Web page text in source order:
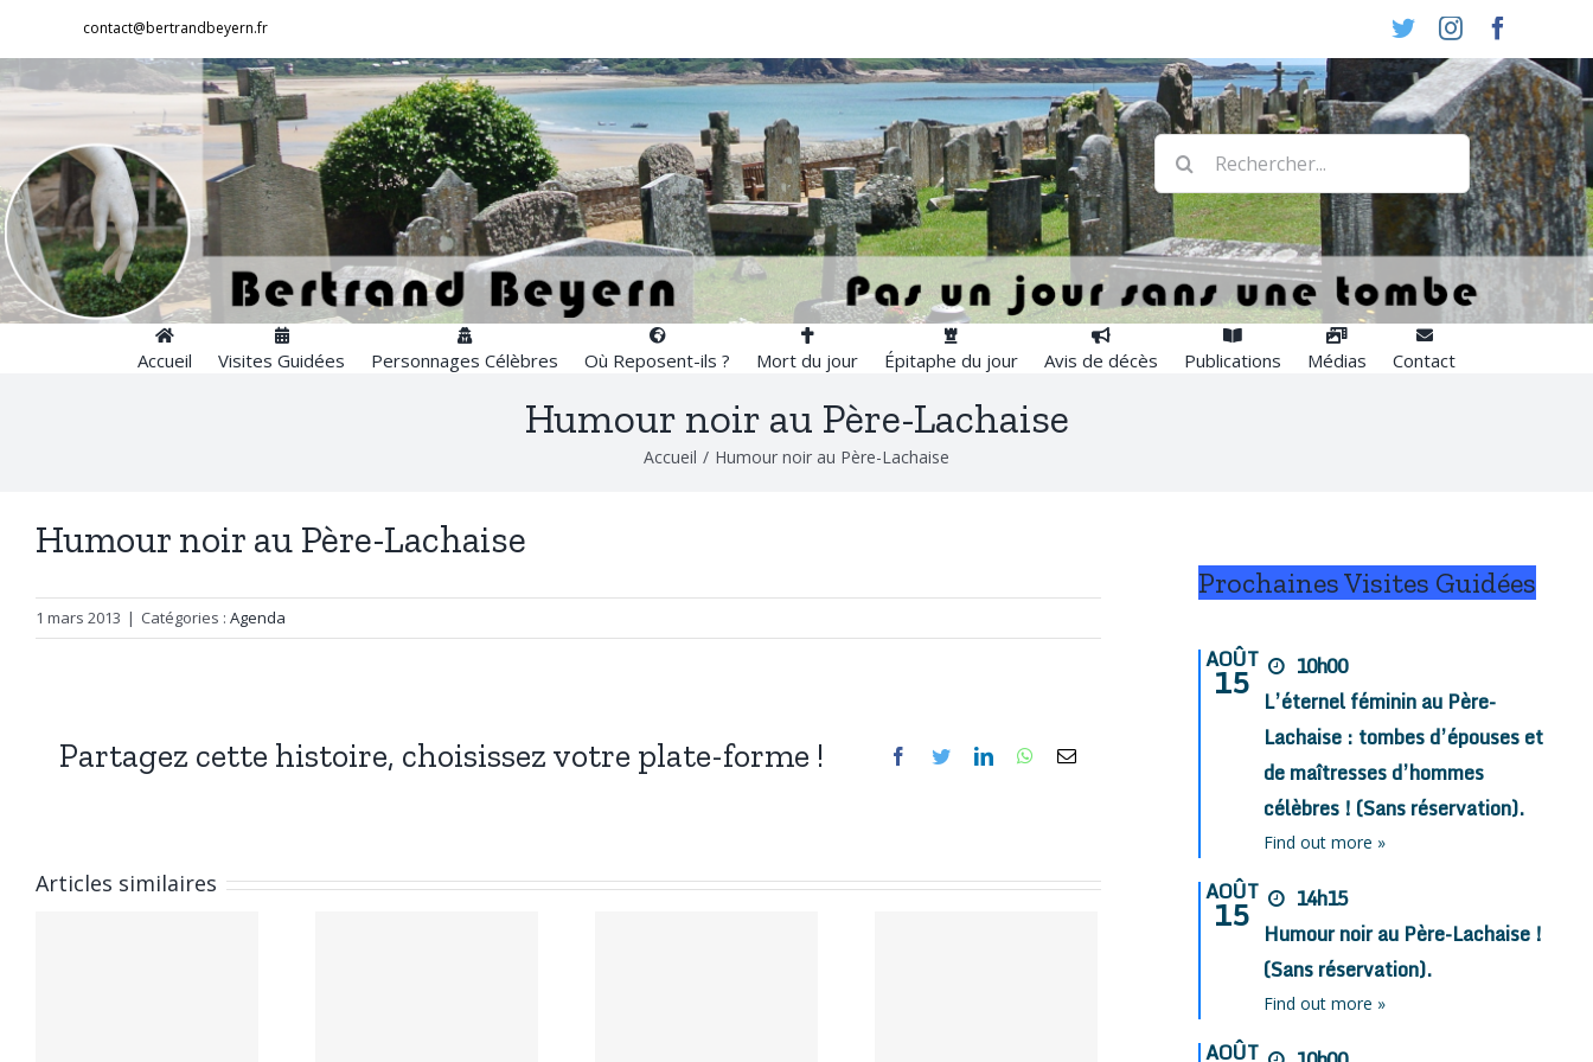
contenu
contact@bertrandbeyern.fr TwitterInstagram
Rechercher:
Accueil Visites Guidées Personnages Célèbres Où Reposent-ils ? Mort du jour Épitaphe du jour Avis de décès Publications Médias Contact
Humour noir au Père-Lachaise
Accueil / Humour noir au Père-Lachaise
Humour noir au Père-Lachaise
1 mars 2013 | Catégories : Agenda
Partagez cette histoire, choisissez votre plate-forme ! Facebook
TwitterLinkedInWhatsApp
Email
Articles similaires
Prochaines Visites Guidées
AOÛT
15
10h00
L’éternel féminin au Père-
Lachaise : tombes d’épouses et
de maîtresses d’hommes
célèbres ! (Sans réservation).
Find out more »
AOÛT
15
14h15
Humour noir au Père-Lachaise !
(Sans réservation).
Find out more »
AOÛT